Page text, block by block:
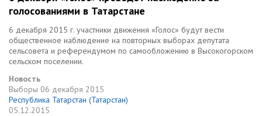
голосованиями в Татарстане
6 декабря 2015 г. участники движения «Голос» будут вести
общественное наблюдение на повторных выборах депутата
сельсовета и референдумом по самообложению в Высокогорском
сельском поселении.
Новость
Выборы 06 декабря 2015
Республика Татарстан (Татарстан)
05.12.2015